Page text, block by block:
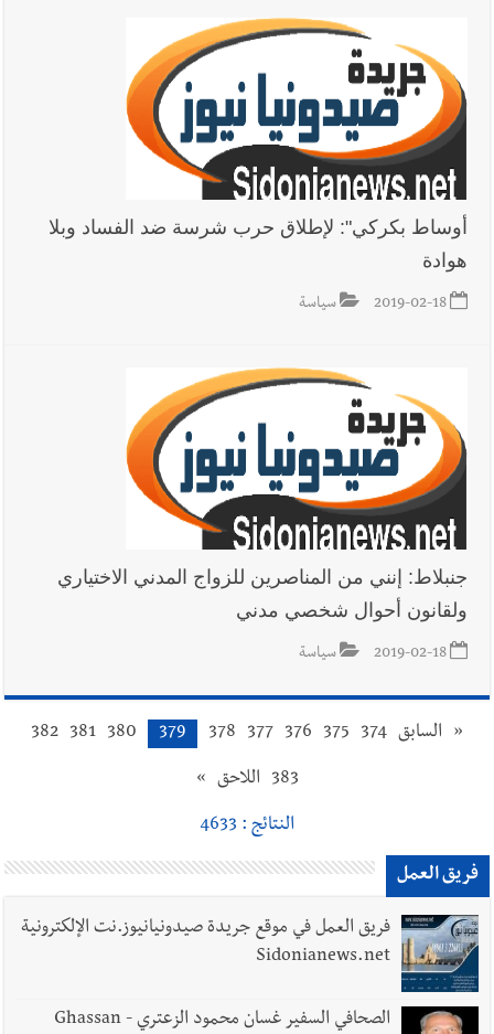
أوساط بكركي": لإطلاق حرب شرسة ضد الفساد وبلا
هوادة
2019-02-18 سياسة
جنبلاط: إنني من المناصرين للزواج المدني الاختياري
ولقانون أحوال شخصي مدني
2019-02-18 سياسة
« السابق 374
375
376
377
378
379
380
381
382
383 اللاحق »
النتائج : 4633
فريق العمل
فريق العمل في موقع جريدة صيدونيانيوز.نت الإلكترونية
Sidonianews.net
الصحافي السفير غسان محمود الزعتري - Ghassan